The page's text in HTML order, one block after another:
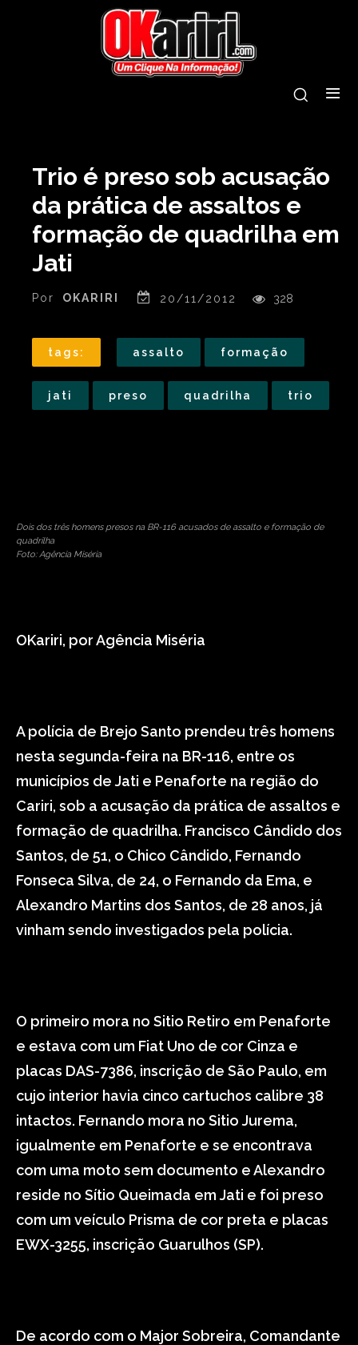
Trio é preso sob acusação
da prática de assaltos e
formação de quadrilha em
Jati
Por OKARIRI 20/11/2012 328
tags: assalto formação
jati preso quadrilha trio
Dois dos três homens presos na BR-116 acusados de assalto e formação de
quadrilha
Foto: Agência Miséria
OKariri, por Agência Miséria
A polícia de Brejo Santo prendeu três homens
nesta segunda-feira na BR-116, entre os
municípios de Jati e Penaforte na região do
Cariri, sob a acusação da prática de assaltos e
formação de quadrilha. Francisco Cândido dos
Santos, de 51, o Chico Cândido, Fernando
Fonseca Silva, de 24, o Fernando da Ema, e
Alexandro Martins dos Santos, de 28 anos, já
vinham sendo investigados pela polícia.
O primeiro mora no Sitio Retiro em Penaforte
e estava com um Fiat Uno de cor Cinza e
placas DAS-7386, inscrição de São Paulo, em
cujo interior havia cinco cartuchos calibre 38
intactos. Fernando mora no Sitio Jurema,
igualmente em Penaforte e se encontrava
com uma moto sem documento e Alexandro
reside no Sítio Queimada em Jati e foi preso
com um veículo Prisma de cor preta e placas
EWX-3255, inscrição Guarulhos (SP).
De acordo com o Major Sobreira, Comandante